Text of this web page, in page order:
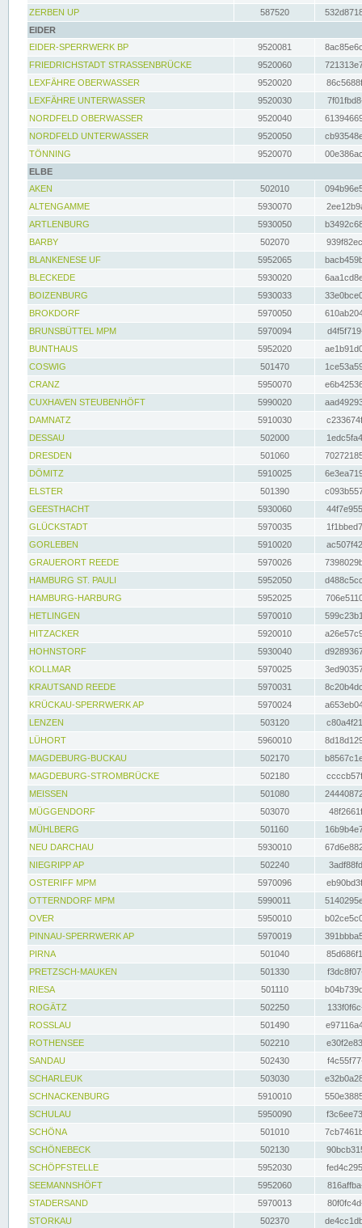
ZERBEN UP
587520
EIDER
EIDER-SPERRWERK BP
9520081
FRIEDRICHSTADT STRASSENBRÜCKE
9520060
LEXFÄHRE OBERWASSER
9520020
LEXFÄHRE UNTERWASSER
9520030
NORDFELD OBERWASSER
9520040
NORDFELD UNTERWASSER
9520050
TÖNNING
9520070
ELBE
AKEN
502010
ALTENGAMME
5930070
ARTLENBURG
5930050
BARBY
502070
BLANKENESE UF
5952065
BLECKEDE
5930020
BOIZENBURG
5930033
BROKDORF
5970050
BRUNSBÜTTEL MPM
5970094
BUNTHAUS
5952020
COSWIG
501470
CRANZ
5950070
CUXHAVEN STEUBENHÖFT
5990020
DAMNATZ
5910030
DESSAU
502000
DRESDEN
501060
DÖMITZ
5910025
ELSTER
501390
GEESTHACHT
5930060
GLÜCKSTADT
5970035
GORLEBEN
5910020
GRAUERORT REEDE
5970026
HAMBURG ST. PAULI
5952050
HAMBURG-HARBURG
5952025
HETLINGEN
5970010
HITZACKER
5920010
HOHNSTORF
5930040
KOLLMAR
5970025
KRAUTSAND REEDE
5970031
KRÜCKAU-SPERRWERK AP
5970024
LENZEN
503120
LÜHORT
5960010
MAGDEBURG-BUCKAU
502170
MAGDEBURG-STROMBRÜCKE
502180
MEISSEN
501080
MÜGGENDORF
503070
MÜHLBERG
501160
NEU DARCHAU
5930010
NIEGRIPP AP
502240
OSTERIFF MPM
5970096
OTTERNDORF MPM
5990011
OVER
5950010
PINNAU-SPERRWERK AP
5970019
PIRNA
501040
PRETZSCH-MAUKEN
501330
RIESA
501110
ROGÄTZ
502250
ROSSLAU
501490
ROTHENSEE
502210
SANDAU
502430
SCHARLEUK
503030
SCHNACKENBURG
5910010
SCHULAU
5950090
SCHÖNA
501010
SCHÖNEBECK
502130
SCHÖPFSTELLE
5952030
SEEMANNSHÖFT
5952060
STADERSAND
5970013
STORKAU
502370